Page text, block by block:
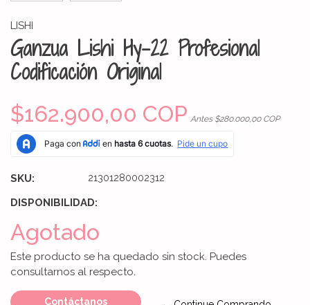
LISHI
Ganzua Lishi Hy-22 Profesional
Codificación Original
$162.900,00 COP Antes $280.000,00 COP
SKU: 21301280002312
DISPONIBILIDAD:
Agotado
Este producto se ha quedado sin stock. Puedes
consultarnos al respecto.
Contáctanos